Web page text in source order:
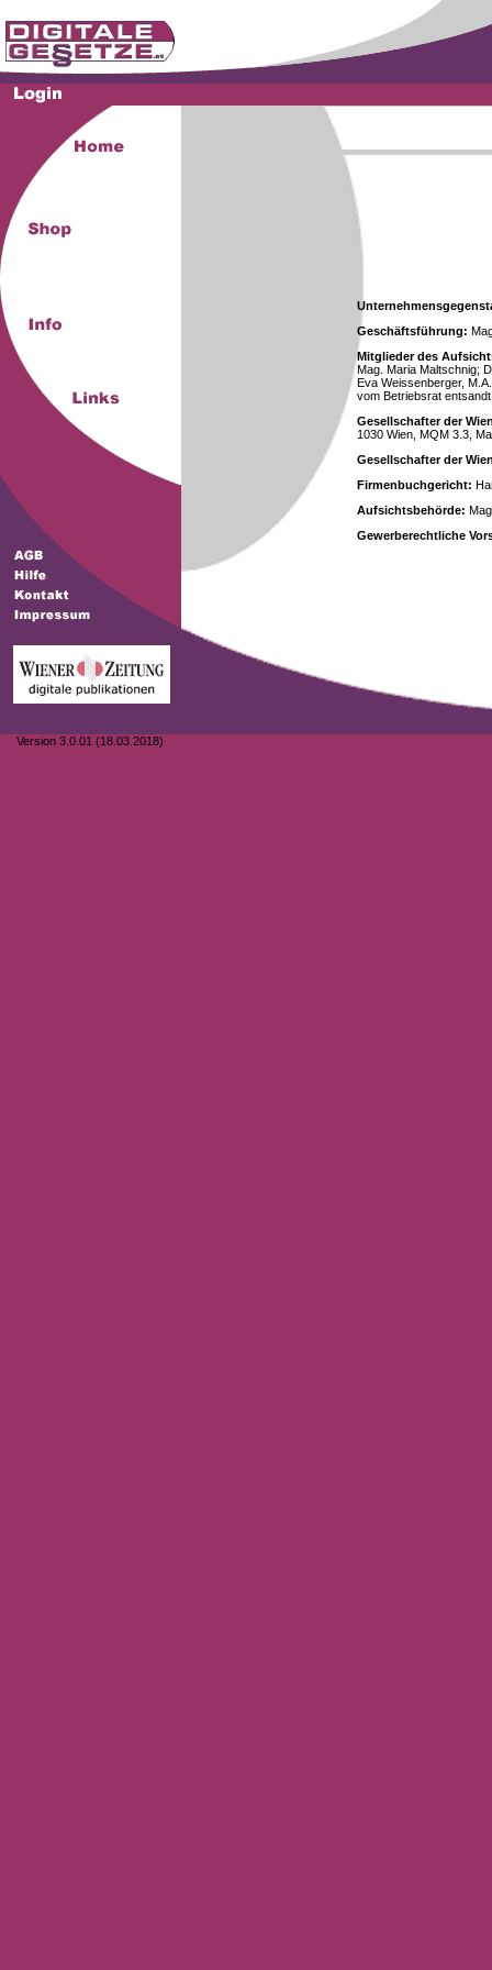
Version 3.0.01 (18.03.2018)
Geschäftsführung:
Mitglieder des
Mag. Maria Maltschnig;
Eva Weissenberger,
vom Betriebsrat
Gesellschafter der
1030 Wien, MQM 3.3,
Gesellschafter der
Firmenbuchgericht:
Aufsichtsbehörde:
Gewerberechtliche